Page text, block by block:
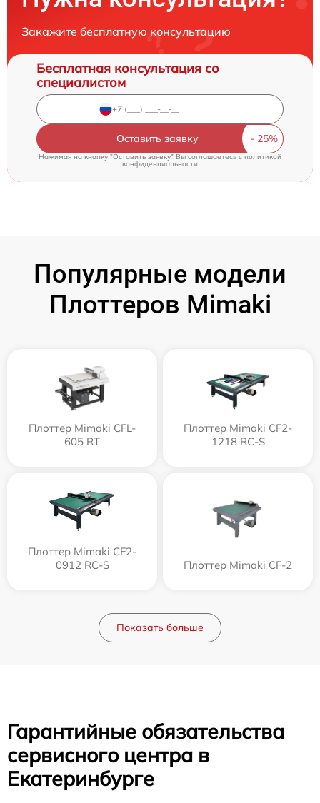
Закажите бесплатную консультацию
Бесплатная консультация со
специалистом
Оставить заявку
Нажимая на кнопку "Оставить заявку" Вы соглашаетесь cполитикой
конфиденциальности
Популярные модели
Плоттеров Mimaki
Плоттер Mimaki CFL-
605 RT
Плоттер Mimaki CF2-
1218 RC-S
Плоттер Mimaki CF2-
0912 RC-S
Плоттер Mimaki CF-2
Показать больше
Гарантийные обязательства
сервисного центра в
Екатеринбурге